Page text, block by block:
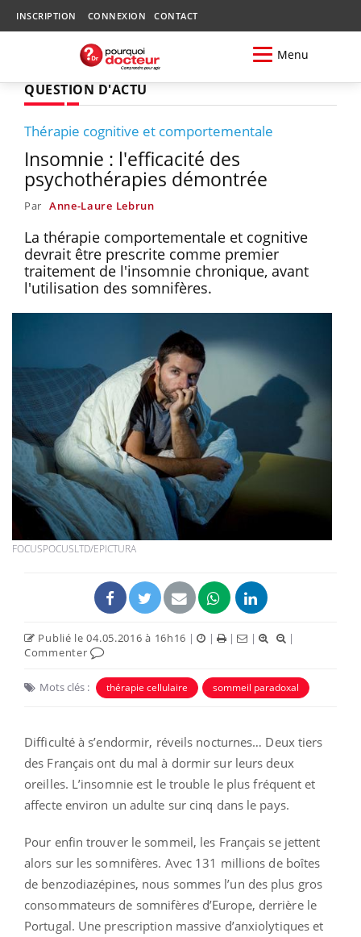
INSCRIPTION CONNEXION CONTACT
Menu
QUESTION D'ACTU
Thérapie cognitive et comportementale
Insomnie : l'efficacité des
psychothérapies démontrée
Par Anne-Laure Lebrun
La thérapie comportementale et cognitive
devrait être prescrite comme premier
traitement de l'insomnie chronique, avant
l'utilisation des somnifères.
FOCUSPOCUSLTD/EPICTURA
Publié le 04.05.2016 à 16h16 | | | |
|
Commenter
Mots clés : thérapie cellulaire sommeil paradoxal
Difficulté à s’endormir, réveils nocturnes… Deux tiers
des Français ont du mal à dormir sur leurs deux
oreilles. L’insomnie est le trouble le plus fréquent et
affecte environ un adulte sur cinq dans le pays.
Pour enfin trouver le sommeil, les Français se jettent
alors sur les somnifères. Avec 131 millions de boîtes
de benzodiazépines, nous sommes l’un des plus gros
consommateurs de somnifères d’Europe, derrière le
Portugal. Une prescription massive d’anxiolytiques et